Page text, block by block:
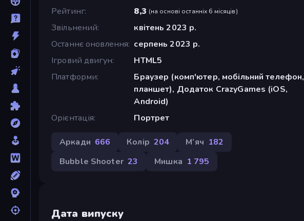
Рейтинг
8,3 (на основі останніх 6 місяців)
Звільнений
квітень 2023 р.
Останнє оновлення серпень 2023 р.
Ігровий двигун
HTML5
Платформи
Браузер (комп'ютер, мобільний телефон,
планшет), Додаток CrazyGames (iOS,
Android)
Орієнтація
Портрет
Аркади 666 Колір 204 М’яч 182
Bubble Shooter 23 Мишка 1 795
Дата випуску